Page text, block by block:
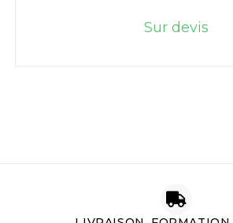
Sur devis